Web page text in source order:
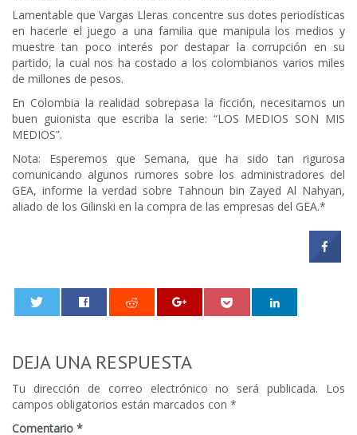
Lamentable que Vargas Lleras concentre sus dotes periodísticas
en hacerle el juego a una familia que manipula los medios y
muestre tan poco interés por destapar la corrupción en su
partido, la cual nos ha costado a los colombianos varios miles
de millones de pesos.
En Colombia la realidad sobrepasa la ficción, necesitamos un
buen guionista que escriba la serie: “LOS MEDIOS SON MIS
MEDIOS”.
Nota: Esperemos que Semana, que ha sido tan rigurosa
comunicando algunos rumores sobre los administradores del
GEA, informe la verdad sobre Tahnoun bin Zayed Al Nahyan,
aliado de los Gilinski en la compra de las empresas del GEA.*
DEJA UNA RESPUESTA
Tu dirección de correo electrónico no será publicada.
Los
campos obligatorios están marcados con *
Comentario *